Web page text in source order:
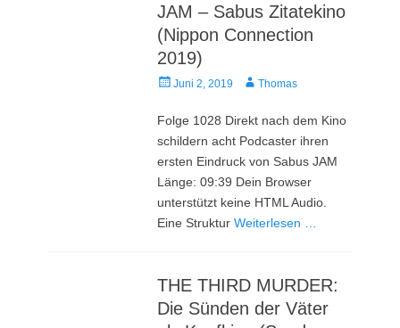
JAM – Sabus Zitatekino
(Nippon Connection
2019)
Veröffentlicht
Juni 2, 2019 AutorThomas
Folge 1028 Direkt nach dem Kino
schildern acht Podcaster ihren
ersten Eindruck von Sabus JAM
Länge: 09:39 Dein Browser
unterstützt keine HTML Audio.
Eine StrukturWeiterlesen …
THE THIRD MURDER:
Die Sünden der Väter